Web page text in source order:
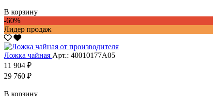
В корзину
-60%
Лидер продаж
Ложка чайная Арт.: 40010177А05
11 904 ₽
29 760 ₽
В корзину